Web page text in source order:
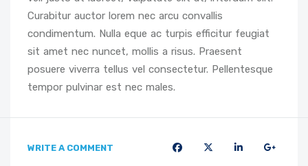
Curabitur auctor lorem nec arcu convallis
condimentum. Nulla eque ac turpis efficitur feugiat
sit amet nec nuncet, mollis a risus. Praesent
posuere viverra tellus vel consectetur. Pellentesque
tempor pulvinar est nec males.
WRITE A COMMENT